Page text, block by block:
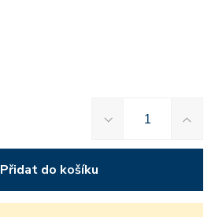
Přidat do košíku